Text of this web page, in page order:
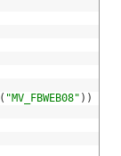
( "MV_FBWEB08" ) )